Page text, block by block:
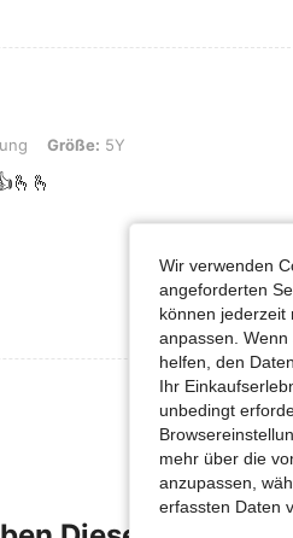
Größe: 5Y
Größe: 5Y
Mehr
Wir verwenden
angeforderten
können jederzeit
anpassen.
helfen, den
Ihr
unbedingt
mehr über die
anzupassen,
erfassten Daten